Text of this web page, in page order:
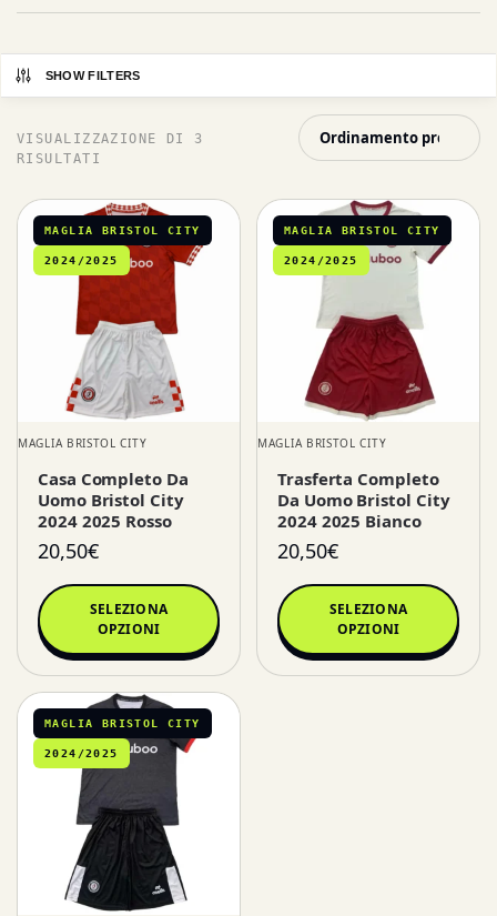
SHOW FILTERS
VISUALIZZAZIONE DI 3
RISULTATI
MAGLIA BRISTOL CITY
2024/2025
MAGLIA BRISTOL CITY
Casa Completo Da
Uomo Bristol City
2024 2025 Rosso
20,50€
SELEZIONA
OPZIONI
MAGLIA BRISTOL CITY
2024/2025
MAGLIA BRISTOL CITY
Trasferta Completo
Da Uomo Bristol City
2024 2025 Bianco
20,50€
SELEZIONA
OPZIONI
MAGLIA BRISTOL CITY
2024/2025